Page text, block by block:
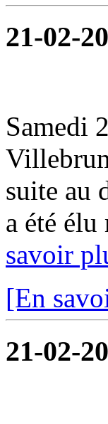
21-02-
Samedi
suite au
a été
savoir
[En
21-02-